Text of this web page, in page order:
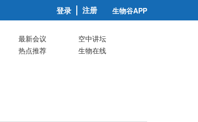
登录 注册 生物谷APP
最新会议
空中讲坛
热点推荐
生物在线